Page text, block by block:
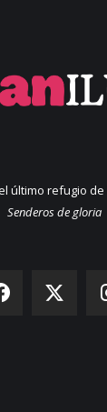
último refugio
Senderos de gloria